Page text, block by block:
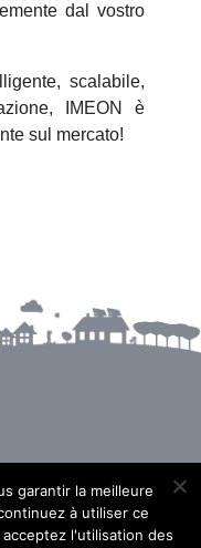
dal vostro
scalabile,
IMEON è
sul mercato!
garantir la meilleure
à utiliser ce
l'utilisation des